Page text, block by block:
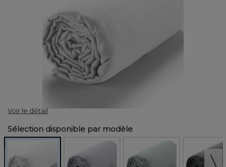
Voir le détail
Sélection disponible par modèle